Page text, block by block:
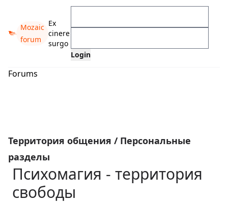
Mozaic
forum
Ex
cinere
surgo
Forums
Территория общения / Персональные
разделы
Психомагия - территория
свободы